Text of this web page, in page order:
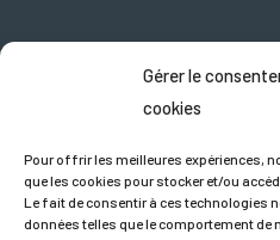
Gérer le
cookies
Pour offrir les meilleures expériences,
que les cookies pour stocker et/ou
Le fait de consentir à ces technologies
données telles que le comportement de
Support Technico-commercial
Demandez un devis